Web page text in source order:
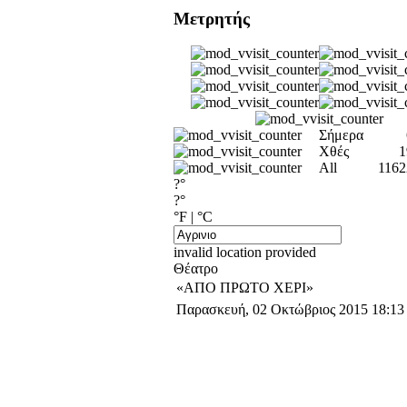
Μετρητής
Σήμερα
Χθές
All
?°
?°
°F | °C
invalid location provided
Θέατρο
«ΑΠΟ ΠΡΩΤΟ ΧΕΡΙ»
Παρασκευή, 02 Οκτώβριος 2015 18:13